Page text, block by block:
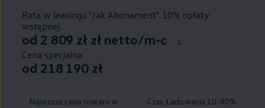
Rata w leasingu "Jak Abonament". 10% opłaty
wstępnej.
od 2 809 zł zł netto/m-c 1
Cena specjalna
od 218 190 zł
Najniższa cena towaru w
Czas Ładowania 10-80%